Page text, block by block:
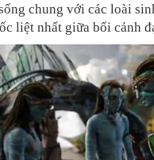
chung với các loài
liệt nhất giữa bối cảnh